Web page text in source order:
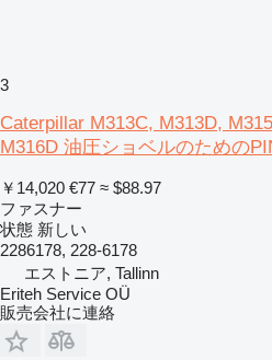
3
Caterpillar M313C, M313D,
M316D 油圧ショベルのための
￥14,020 €77 ≈ $88.97
ファスナー
状態 新しい
2286178, 228-6178
エストニア, Tallinn
Eriteh Service OÜ
販売会社に連絡